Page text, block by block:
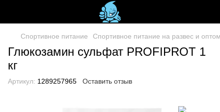
Спортивное питание Спортивное питание на развес и
Глюкозамин сульфат PROFIPROT 1
кг
Артикул: 1289257965 Оставить отзыв